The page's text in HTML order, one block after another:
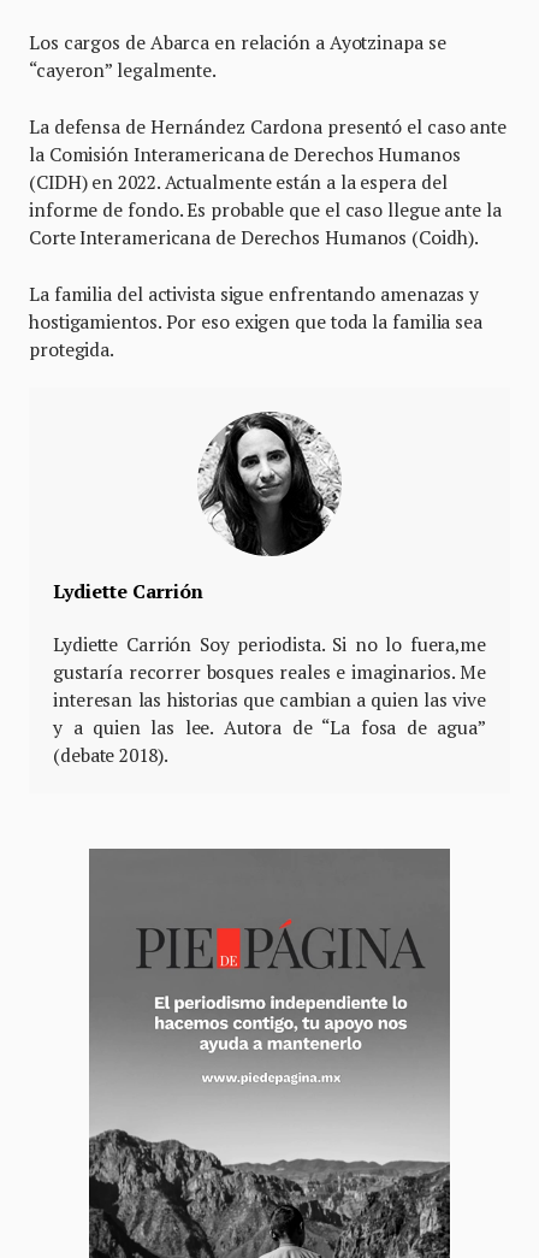
Los cargos de Abarca en relación a Ayotzinapa se
“cayeron” legalmente.
La defensa de Hernández Cardona presentó el caso ante
la Comisión Interamericana de Derechos Humanos
(CIDH) en 2022. Actualmente están a la espera del
informe de fondo. Es probable que el caso llegue ante la
Corte Interamericana de Derechos Humanos (Coidh).
La familia del activista sigue enfrentando amenazas y
hostigamientos. Por eso exigen que toda la familia sea
protegida.
Lydiette Carrión
Lydiette Carrión Soy periodista. Si no lo fuera,me
gustaría recorrer bosques reales e imaginarios. Me
interesan las historias que cambian a quien las vive
y a quien las lee. Autora de “La fosa de agua”
(debate 2018).